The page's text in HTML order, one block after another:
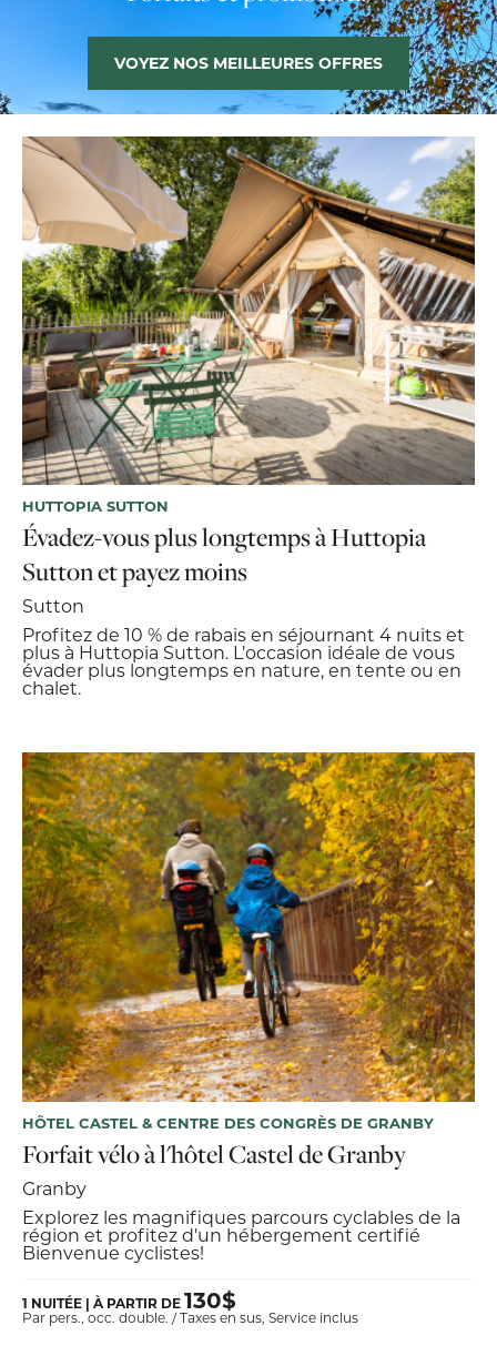
VOYEZ NOS MEILLEURES OFFRES
HUTTOPIA SUTTON
Évadez-vous plus longtemps à Huttopia
Sutton et payez moins
Sutton
Profitez de 10 % de rabais en séjournant 4 nuits et
plus à Huttopia Sutton. L’occasion idéale de vous
évader plus longtemps en nature, en tente ou en
chalet.
HÔTEL CASTEL & CENTRE DES CONGRÈS DE GRANBY
Forfait vélo à l'hôtel Castel de Granby
Granby
Explorez les magnifiques parcours cyclables de la
région et profitez d'un hébergement certifié
Bienvenue cyclistes!
1 NUITÉE | À PARTIR DE130$
Par pers., occ. double. / Taxes en sus, Service inclus